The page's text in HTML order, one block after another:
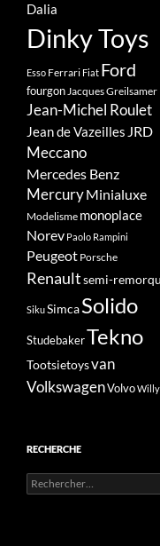
Dalia
Dinky Toys
Esso Ferrari Fiat Ford
fourgonJacques Greilsamer
Jean-Michel Roulet
Jean de Vazeilles JRD
Meccano
Mercedes Benz
MercuryMinialuxe
Modelisme monoplace
Norev Paolo Rampini
Peugeot Porsche
Renaultsemi-
SikuSimcaSolido
StudebakerTekno
Tootsietoysvan
VolkswagenVolvo
RECHERCHE
Rechercher :